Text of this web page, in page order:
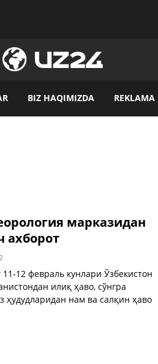
BIZ HAQIMIZDA REKLAMA
марказидан
12 февраль кунлари Ўзбекистон
илиқ ҳаво, сўнгра
ҳудудларидан нам ва салқин ҳаво
кутилмоқда.